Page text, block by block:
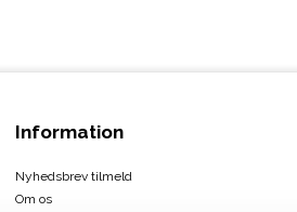
Information
Nyhedsbrev tilmeld
Om os